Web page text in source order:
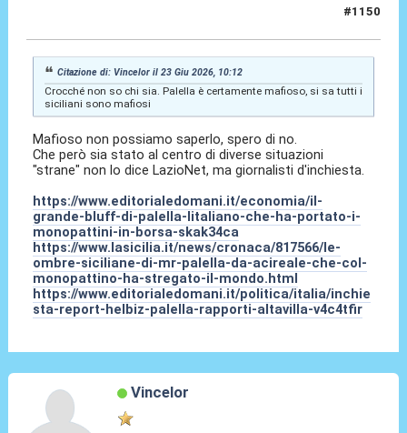
#1150
Citazione di: Vincelor il 23 Giu 2026, 10:12
Crocché non so chi sia. Palella è certamente mafioso, si sa tutti i
siciliani sono mafiosi
Mafioso non possiamo saperlo, spero di no.
Che però sia stato al centro di diverse situazioni
"strane" non lo dice LazioNet, ma giornalisti d'inchiesta.
https://www.editorialedomani.it/economia/il-
grande-bluff-di-palella-litaliano-che-ha-portato-i-
monopattini-in-borsa-skak34ca
https://www.lasicilia.it/news/cronaca/817566/le-
ombre-siciliane-di-mr-palella-da-acireale-che-col-
monopattino-ha-stregato-il-mondo.html
https://www.editorialedomani.it/politica/italia/inchie
sta-report-helbiz-palella-rapporti-altavilla-v4c4tfir
Vincelor